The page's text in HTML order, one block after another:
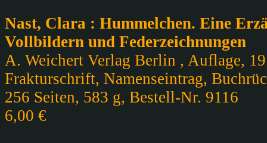
Nast, Clara : Hummelchen. Eine
Vollbildern und Federzeichnungen
A. Weichert Verlag Berlin , Auflage,
Frakturschrift, Namenseintrag,
256 Seiten, 583 g, Bestell-Nr. 9116
6,00 €